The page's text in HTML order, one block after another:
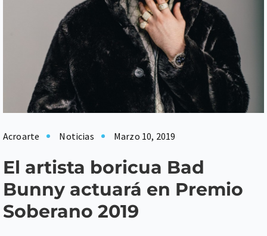
Acroarte Noticias Marzo 10, 2019
El artista boricua Bad
Bunny actuará en Premio
Soberano 2019